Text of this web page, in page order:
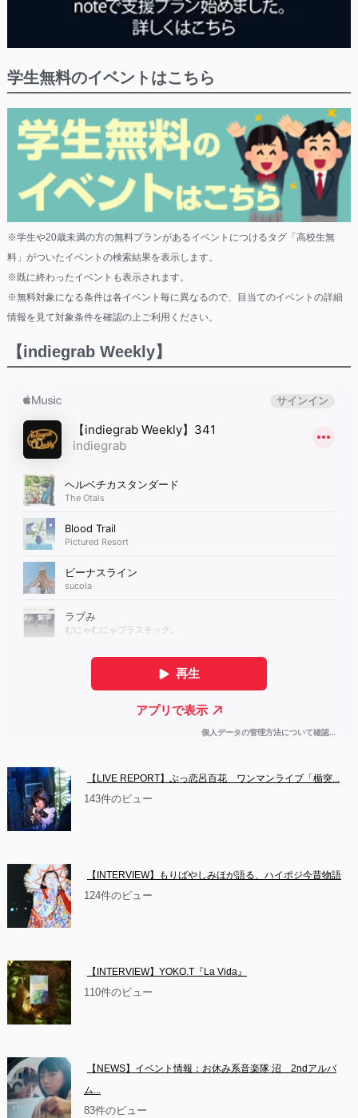
学生無料のイベントはこちら
※学生や20歳未満の方の無料プランがあるイベントにつけるタグ「高校生無
料」がついたイベントの検索結果を表示します。
※既に終わったイベントも表示されます。
※無料対象になる条件は各イベント毎に異なるので、目当てのイベントの詳細
情報を見て対象条件を確認の上ご利用ください。
【indiegrab Weekly】
【LIVE REPORT】ぶっ恋呂百花　ワンマンライブ「楯突...
143件のビュー
【INTERVIEW】もりばやしみほが語る、ハイポジ今昔物語
124件のビュー
【INTERVIEW】YOKO.T『La Vida』
110件のビュー
【NEWS】イベント情報：お休み系音楽隊 沼　2ndアルバ
ム...
83件のビュー